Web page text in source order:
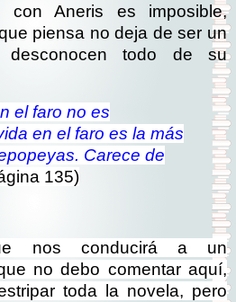
con Aneris es imposible,
piensa no deja de ser un
desconocen todo de su
el faro no es
en el faro es la más
Carece de
135)
nos conducirá a un
no debo comentar aquí,
toda la novela, pero